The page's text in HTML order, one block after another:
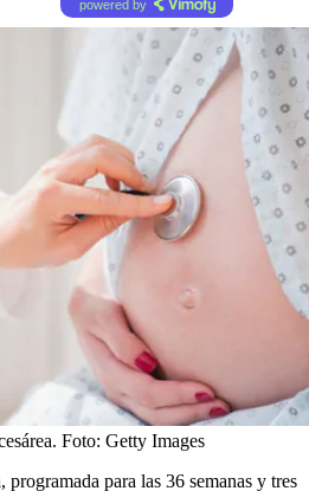
powered by
Foto: Getty Images
programada para las 36 semanas y tres